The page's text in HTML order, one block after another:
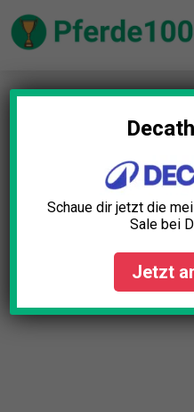
Zum
Inhalt
Startseite»Blog»
5 besten (Bestenliste)
Schaue dir jetzt die
Sale bei
Jetzt